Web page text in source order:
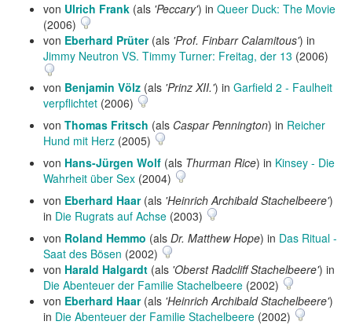
von Ulrich Frank (als 'Peccary') in Queer Duck: The Movie
(2006)
von Eberhard Prüter(als 'Prof. Finbarr Calamitous') in
Jimmy Neutron VS. Timmy Turner: Freitag, der 13 (2006)
von Benjamin Völz (als 'Prinz XII.') in Garfield 2 - Faulheit
verpflichtet (2006)
von Thomas Fritsch (als Caspar Pennington) in Reicher
Hund mit Herz (2005)
von Hans-Jürgen Wolf (als Thurman Rice) in Kinsey - Die
Wahrheit über Sex (2004)
von Eberhard Haar(als 'Heinrich Archibald Stachelbeere')
in Die Rugrats auf Achse (2003)
von Roland Hemmo (als Dr. Matthew Hope) in Das Ritual -
Saat des Bösen (2002)
von Harald Halgardt (als 'Oberst Radcliff Stachelbeere') in
Die Abenteuer der Familie Stachelbeere (2002)
von Eberhard Haar(als 'Heinrich Archibald Stachelbeere')
in Die Abenteuer der Familie Stachelbeere (2002)